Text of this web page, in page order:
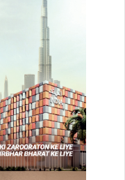
बुलंद छत्तीसगढ़